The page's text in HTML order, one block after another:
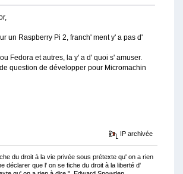
un Raspberry Pi 2, franch' ment y' a pas d'
Fedora et autres, la y' a d' quoi s' amuser.
question de développer pour Micromachin
IP archivée
du droit à la vie privée sous prétexte qu' on a rien
déclarer que l' on se fiche du droit à la liberté d'